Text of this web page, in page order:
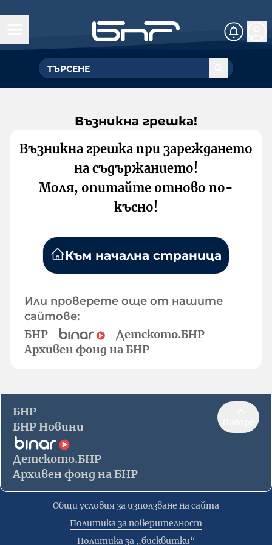
Възникна грешка!
Възникна грешка при зареждането
на съдържанието!
Моля, опитайте отново по-
късно!
Към начална страница
Или проверете още от нашите
сайтове:
БНР
Детското.БНР
Архивен фонд на БНР
БНР
БНР Новини
Детското.БНР
Архивен фонд на БНР
Общи условия за използване на сайта
Политика за поверителност
Политика за „бисквитки“